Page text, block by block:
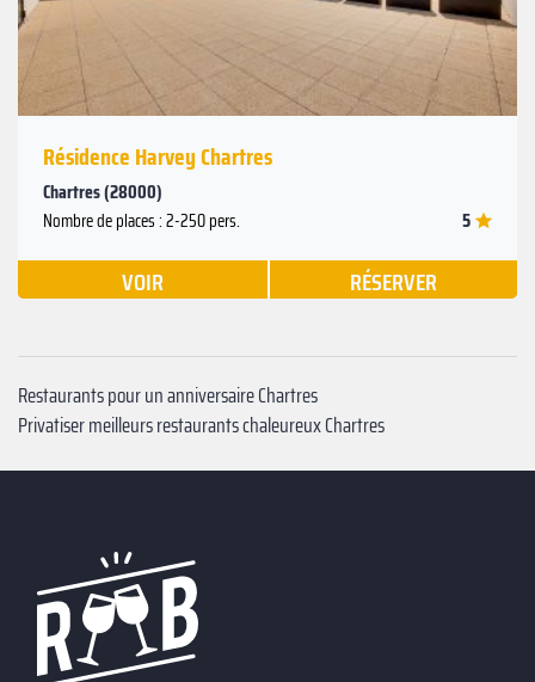
Résidence Harvey Chartres
Chartres (28000)
Nombre de places : 2-250 pers. 5
VOIR RÉSERVER
Restaurants pour un anniversaire Chartres
Privatiser meilleurs restaurants chaleureux Chartres